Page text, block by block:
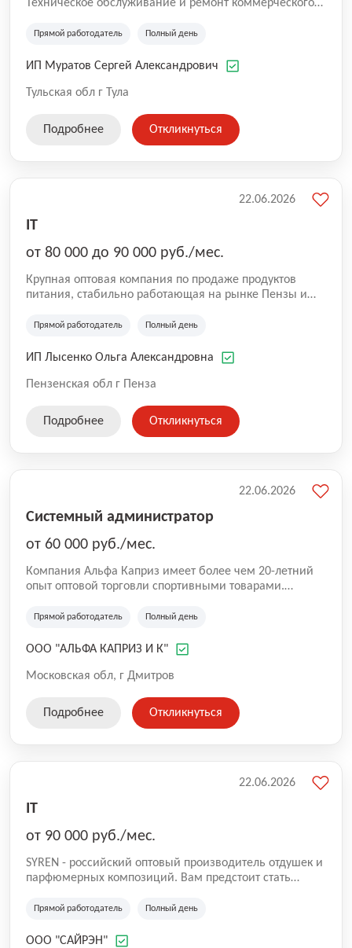
Техническое обслуживание и ремонт коммерческого
топливной аппаратуры дизельных двигателей.
Прямой работодатель Полный день
ИП Муратов Сергей Александрович
Тульская обл г Тула
Подробнее Откликнуться
IT
от 80 000 до 90 000 руб./мес.
Крупная оптовая компания по продаже продуктов
питания, стабильно работающая на рынке Пензы и
Прямой работодатель Полный день
ИП Лысенко Ольга Александровна
Пензенская обл г Пенза
22.06.2026
Подробнее Откликнуться
Системный администратор
от 60 000 руб./мес.
Компания Альфа Каприз имеет более чем 20-летний
опыт оптовой торговли спортивными товарами.
обеспечение любителей спорта недорогой, но
товары изготавливаются проверенными фабриками-
качество по обоснованным, разумным ценам.
Прямой работодатель Полный день
ООО "АЛЬФА КАПРИЗ И К"
Московская обл, г Дмитров
22.06.2026
Подробнее Откликнуться
IT
от 90 000 руб./мес.
SYREN - российский оптовый производитель отдушек и
парфюмерных композиций. Вам предстоит стать
нового завода в особо экономической зоне Дубна,
погрузчика). Если тебе интересно стоять у истоков
Прямой работодатель Полный день
ООО "САЙРЭН"
22.06.2026